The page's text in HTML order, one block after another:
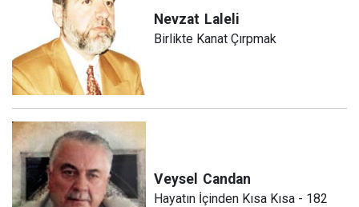
Nevzat Laleli
Birlikte Kanat Çırpmak
Veysel Candan
Hayatın İçinden Kısa Kısa - 182